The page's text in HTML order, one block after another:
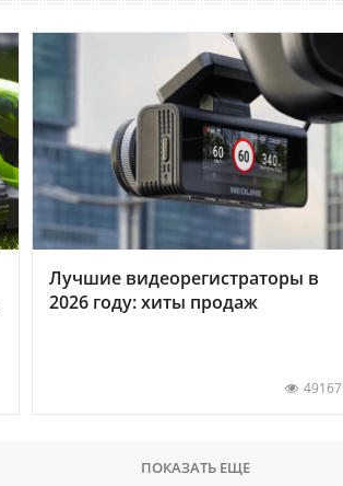
Лучшие видеорегистраторы в
2026 году: хиты продаж
49167
ПОКАЗАТЬ ЕЩЕ